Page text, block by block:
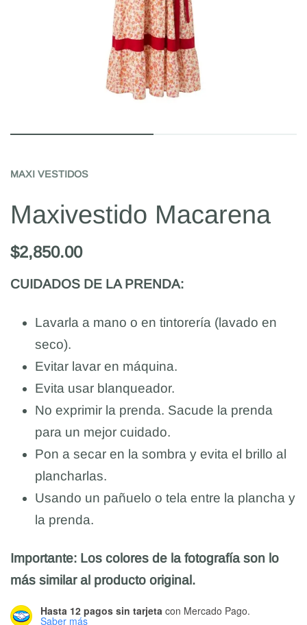
MAXI VESTIDOS
Maxivestido Macarena
$2,850.00
CUIDADOS DE LA PRENDA:
Lavarla a mano o en tintorería (lavado en
seco).
Evitar lavar en máquina.
Evita usar blanqueador.
No exprimir la prenda. Sacude la prenda
para un mejor cuidado.
Pon a secar en la sombra y evita el brillo al
plancharlas.
Usando un pañuelo o tela entre la plancha y
la prenda.
Importante: Los colores de la fotografía son lo
más similar al producto original.
Hasta 12 pagos sin tarjeta con Mercado Pago.
Saber más